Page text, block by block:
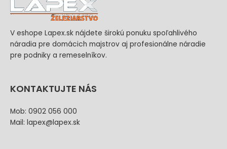
V eshope Lapex.sk nájdete širokú ponuku spoľahlivého
náradia pre domácich majstrov aj profesionálne náradie
pre podniky a remeselníkov.
KONTAKTUJTE NÁS
Mob: 0902 056 000
Mail: lapex@lapex.sk